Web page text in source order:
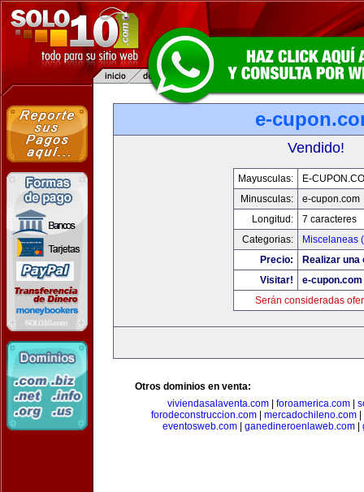
e-
Vendido!
Mayusculas:
E-
Minusculas:
e-cupon.com
Longitud:
7 caracteres
Categorias:
Miscelaneas
Precio:
Realizar una
Visitar!
e-cupon.com
Serán consideradas
Otros dominios en venta:
viviendasalaventa.com| foroamerica.com|
forodeconstruccion.com
mercadochileno.com
eventosweb.com| ganedineroenlaweb.com|